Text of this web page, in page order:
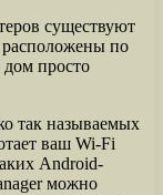
существуют
расположены по
дом просто
так называемых
ваш Wi-Fi
Android-
можно